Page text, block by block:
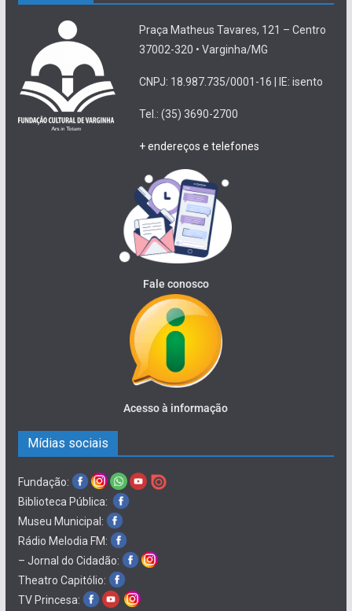
Praça Matheus Tavares, 121 – Centro
37002-320 • Varginha/MG
CNPJ: 18.987.735/0001-16 | IE: isento
Tel.: (35) 3690-2700
+ endereços e telefones
Fale conosco
Acesso à informação
Mídias sociais
Fundação:
Biblioteca Pública:
Museu Municipal:
Rádio Melodia FM:
– Jornal do Cidadão:
Theatro Capitólio:
TV Princesa: